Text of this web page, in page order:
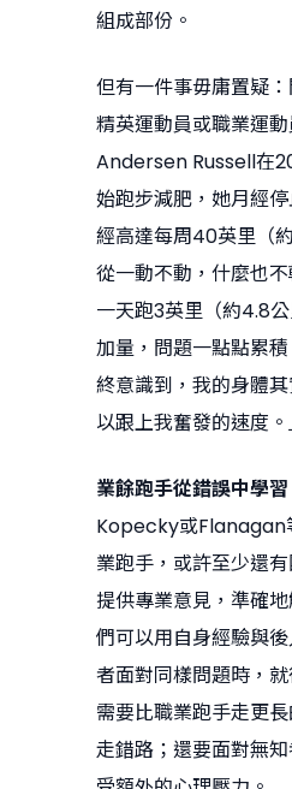
組成部份。
但有一件事毋庸置疑
精英運動員或職業運
Andersen Russell在
始跑步減肥，她月經
經高達每周40英里（
從一動不動，什麼也不
一天跑3英里（約4.8
加量，問題一點點累
終意識到，我的身體其
以跟上我奮發的速度。
業餘跑手從錯誤中學習
Kopecky或Flanagan
業跑手，或許至少還
提供專業意見，準確
們可以用自身經驗與
者面對同樣問題時，就
需要比職業跑手走更
走錯路；還要面對無